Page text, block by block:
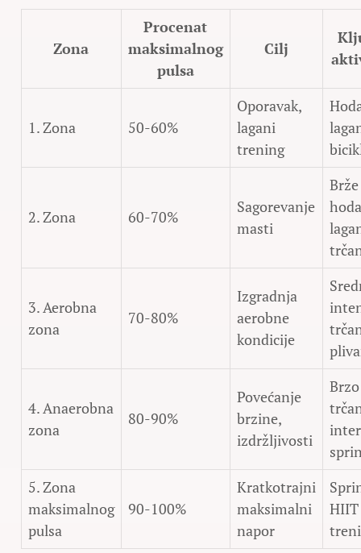
Zona
Procenat
maksimalnog
pulsa
Cilj
1. Zona 50-60%
Oporavak,
lagani
trening
2. Zona 60-70%
Sagorevanje
masti
Brže
3. Aerobna
zona
70-80%
Izgradnja
aerobne
kondicije
4. Anaerobna
zona
80-90%
Povećanje
brzine,
izdržljivosti
Brzo
5. Zona
maksimalnog
pulsa
90-100%
Kratkotrajni
maksimalni
napor
HIIT